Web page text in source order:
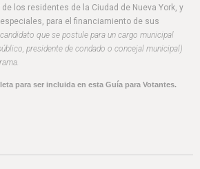
los residentes de la Ciudad de Nueva York, y
para el financiamiento de sus
que se postule para un cargo municipal
presidente de condado o concejal municipal)
para ser incluida en esta Guía para Votantes.